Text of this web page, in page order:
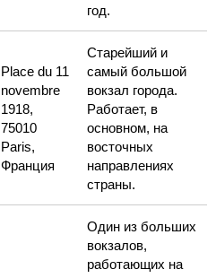
год.
Place du 11
novembre
1918,
75010
Paris,
Франция
Старейший и
самый большой
вокзал города.
Работает, в
основном, на
восточных
направлениях
страны.
Один из больших
вокзалов,
работающих на